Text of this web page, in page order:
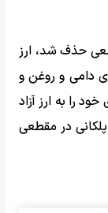
حذف شد، ارز
دامی و روغن و
را به ارز آزاد
در مقطعی